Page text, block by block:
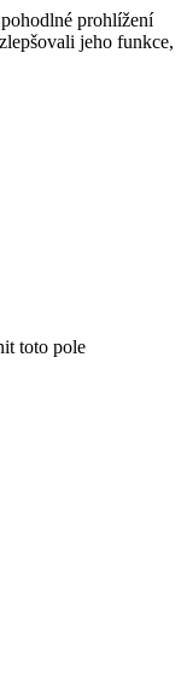
prohlížení
jeho funkce,
toto pole